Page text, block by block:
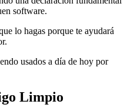
software.
lo hagas porque te ayudará
usados a día de hoy por
Limpio